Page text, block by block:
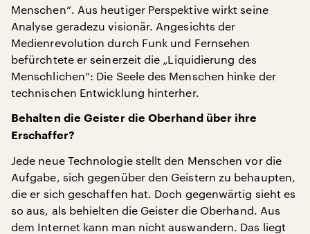
Menschen“. Aus heutiger Perspektive wirkt seine
Analyse geradezu visionär. Angesichts der
Medienrevolution durch Funk und Fernsehen
befürchtete er seinerzeit die „Liquidierung des
Menschlichen“: Die Seele des Menschen hinke der
technischen Entwicklung hinterher.
Behalten die Geister die Oberhand über ihre
Erschaffer?
Jede neue Technologie stellt den Menschen vor die
Aufgabe, sich gegenüber den Geistern zu behaupten,
die er sich geschaffen hat. Doch gegenwärtig sieht es
so aus, als behielten die Geister die Oberhand. Aus
dem Internet kann man nicht auswandern. Das liegt